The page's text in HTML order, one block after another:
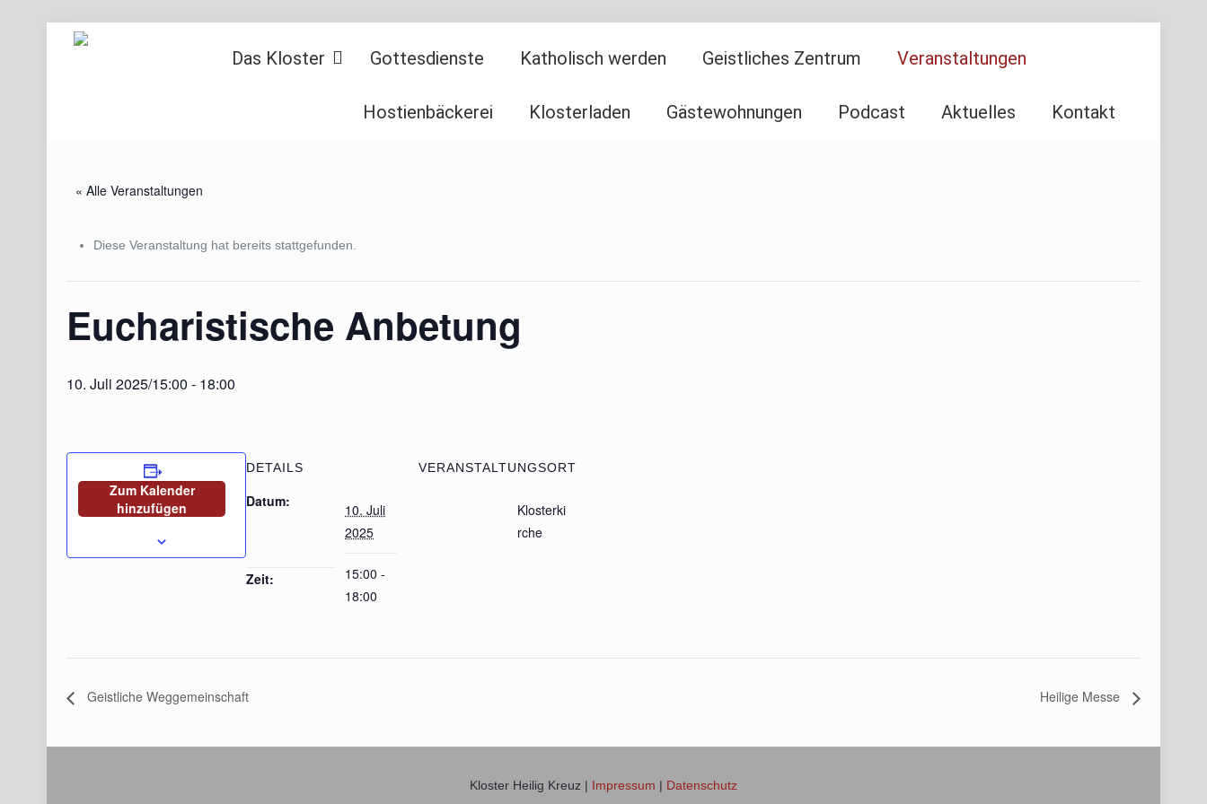
Das Kloster Gottesdienste Katholisch werden Geistliches Zentrum Veranstaltungen
Hostienbäckerei Klosterladen Gästewohnungen Podcast Aktuelles Kontakt
« Alle Veranstaltungen
Diese Veranstaltung hat bereits stattgefunden.
Eucharistische Anbetung
10. Juli 2025/15:00 - 18:00
Zum Kalender
hinzufügen
DETAILS
Datum:
10. Juli
2025
Zeit:
15:00 -
18:00
VERANSTALTUNGSORT
Klosterki
rche
Geistliche Weggemeinschaft Heilige Messe
Kloster Heilig Kreuz | Impressum | Datenschutz